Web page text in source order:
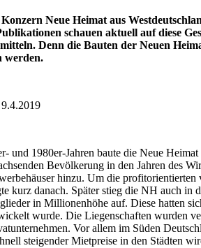
Neue Heimat aus
schauen aktuell auf diese
Denn die Bauten der Neuen
werden.
und 1980er-Jahren baute die Neue
Bevölkerung in den Jahren des
hinzu. Um die
kurz danach. Später stieg die NH auch in
in Millionenhöhe auf. Diese hatten
wurde. Die Liegenschaften wurden
Vor allem im Süden
steigender Mietpreise in den Städten